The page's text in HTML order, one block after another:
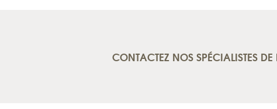
CONTACTEZ NOS SPÉCIALISTES DE